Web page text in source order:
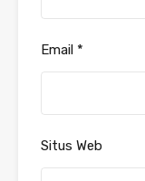
Email *
Situs Web